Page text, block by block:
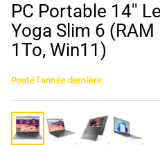
PC Portable 14''
Yoga Slim 6 (RAM
1To, Win11)
Posté l’année dernière